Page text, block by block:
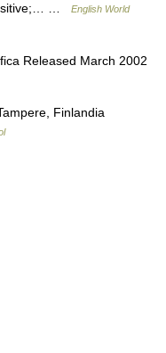
…
English World
Released March 2002
Finlandia